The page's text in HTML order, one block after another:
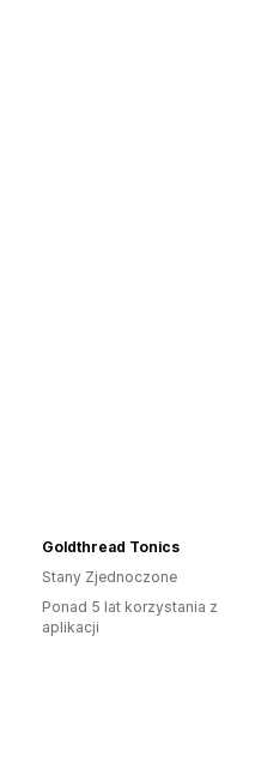
Goldthread Tonics
Stany Zjednoczone
Ponad 5 lat korzystania z
aplikacji